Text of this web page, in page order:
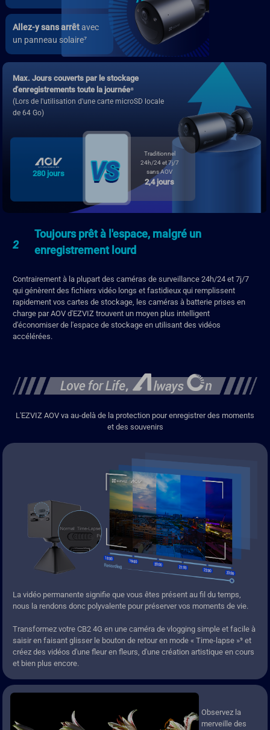
Allez-y sans arrêtavec
un panneau solaire⁷
Max. Jours couverts par le stockage
d'enregistrements toute la journée⁸
(Lors de l'utilisation d'une carte microSD locale
de 64 Go)
280 jours
Traditionnel
24h/24 et 7j/7
sans AOV
2,4 jours
2
Toujours prêt à l'espace, malgré un
enregistrement lourd
Contrairement à la plupart des caméras de surveillance 24h/24 et 7j/7
qui génèrent des fichiers vidéo longs et fastidieux qui remplissent
rapidement vos cartes de stockage, les caméras à batterie prises en
charge par AOV d'EZVIZ trouvent un moyen plus intelligent
d'économiser de l'espace de stockage en utilisant des vidéos
accélérées.
L'EZVIZ AOV va au-delà de la protection pour enregistrer des moments
et des souvenirs
La vidéo permanente signifie que vous êtes présent au fil du temps,
nous la rendons donc polyvalente pour préserver vos moments de vie.
Transformez votre CB2 4G en une caméra de vlogging simple et facile à
saisir en faisant glisser le bouton de retour en mode « Time-lapse »⁹ et
créez des vidéos d'une fleur en fleurs, d'une création artistique en cours
et bien plus encore.
Observez la
merveille des